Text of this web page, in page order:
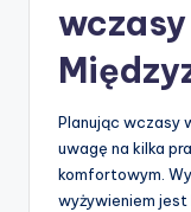
Planując wczasy
uwagę na kilka
komfortowym.
wyżywieniem